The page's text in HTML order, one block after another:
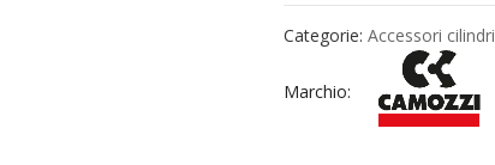
Categorie:Accessori cilindri
Marchio: